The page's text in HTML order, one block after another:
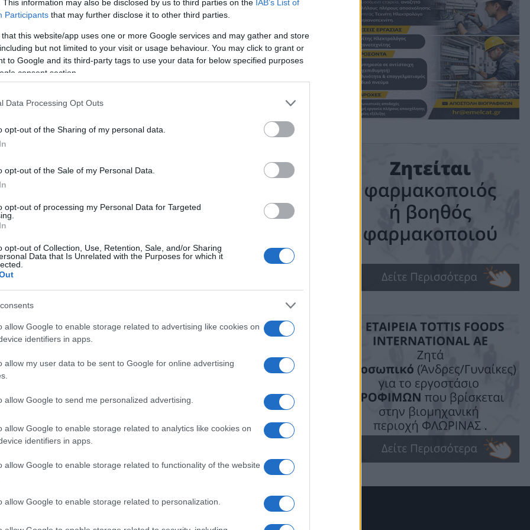
This information may also be disclosed by us to third parties on the IAB’s List of
Participants that may further disclose it to other third parties.
that this website/app uses one or more Google services and may gather and store
but not limited to your visit or usage behaviour. You may click to grant or
to Google and its third-party tags to use your data for below specified purposes
consent section.
Data Processing Opt Outs
opt-out of the Sharing of my personal data.
opt-out of the Sale of my Personal Data.
opt-out of processing my Personal Data for Targeted
opt-out of Collection, Use, Retention, Sale, and/or Sharing
Data that Is Unrelated with the Purposes for which it
allow Google to enable storage related to advertising like cookies on
identifiers in apps.
allow my user data to be sent to Google for online advertising
allow Google to send me personalized advertising.
allow Google to enable storage related to analytics like cookies on
identifiers in apps.
allow Google to enable storage related to functionality of the website
allow Google to enable storage related to personalization.
απόφαση στη
της θητείας και όχι παραίτηση από τη θέση, προκάλεσε
Πρόεδρος του ΤΑΔΥΜ ορίστηκε ο Μενέλαος
οποίος αντικαθιστά την επί 2 χρόνια επικεφαλής της